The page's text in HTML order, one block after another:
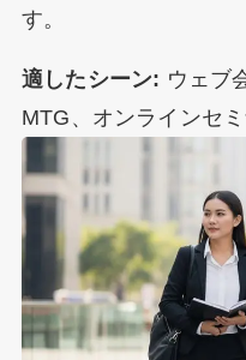
す。
適したシーン: ウェブ
MTG、オンラインセ